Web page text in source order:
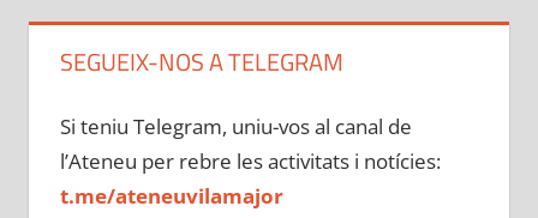
SEGUEIX-NOS A TELEGRAM
Si teniu Telegram, uniu-vos al canal de
l’Ateneu per rebre les activitats i notícies:
t.me/ateneuvilamajor